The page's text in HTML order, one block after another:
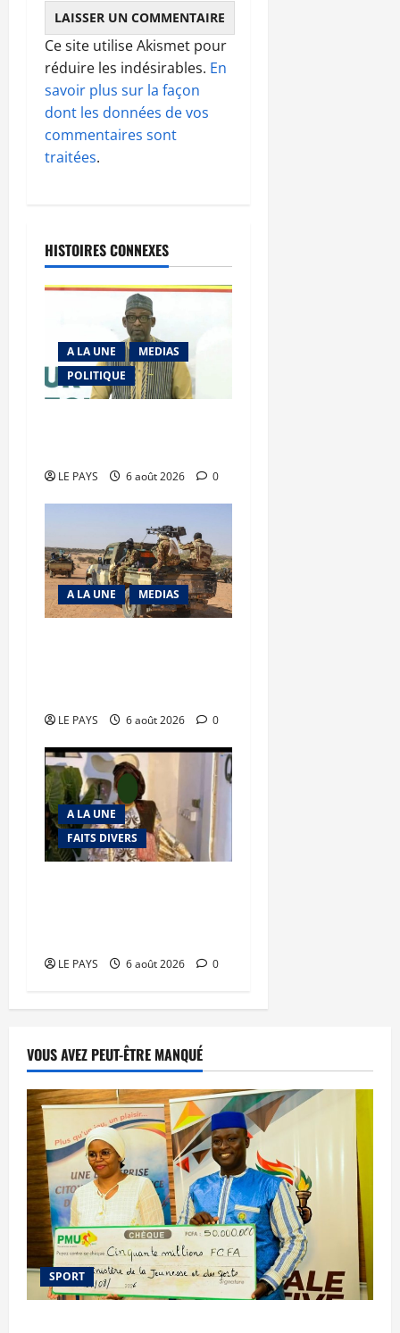
Ce site utilise Akismet pour
réduire les indésirables. En
savoir plus sur la façon
dont les données de vos
commentaires sont
traitées.
HISTOIRES CONNEXES
A LA UNE
MEDIAS
POLITIQUE
LE PAYS 6 août 2026 0
A LA UNE MEDIAS
LE PAYS 6 août 2026 0
A LA UNE
FAITS DIVERS
LE PAYS 6 août 2026 0
VOUS AVEZ PEUT-ÊTRE MANQUÉ
SPORT